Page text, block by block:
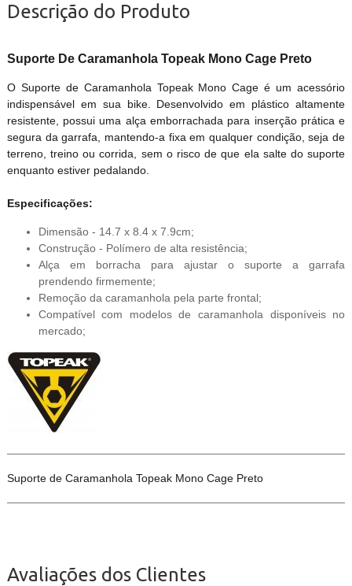
Descrição do Produto
Suporte De Caramanhola Topeak Mono Cage Preto
O Suporte de Caramanhola Topeak Mono Cage é um acessório
indispensável em sua bike. Desenvolvido em plástico altamente
resistente, possui uma alça emborrachada para inserção prática e
segura da garrafa, mantendo-a fixa em qualquer condição, seja de
terreno, treino ou corrida, sem o risco de que ela salte do suporte
enquanto estiver pedalando.
Especificações:
Dimensão - 14.7 x 8.4 x 7.9cm;
Construção - Polímero de alta resistência;
Alça em borracha para ajustar o suporte a garrafa
prendendo firmemente;
Remoção da caramanhola pela parte frontal;
Compatível com modelos de caramanhola disponíveis no
mercado;
Suporte de Caramanhola Topeak Mono Cage Preto
Avaliações dos Clientes